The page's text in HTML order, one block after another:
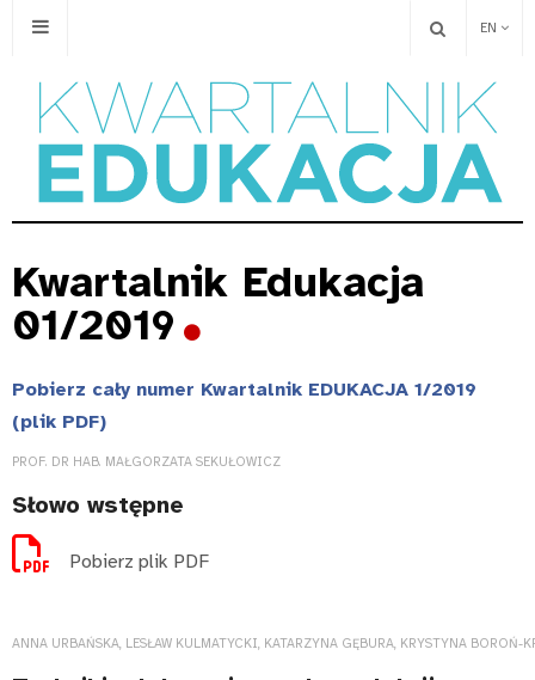
EN
Kwartalnik Edukacja
01/2019
Pobierz cały numer Kwartalnik EDUKACJA 1/2019
(plik PDF)
PROF. DR HAB. MAŁGORZATA SEKUŁOWICZ
Słowo wstępne
Pobierz plik PDF
ANNA URBAŃSKA, LESŁAW KULMATYCKI, KATARZYNA GĘBURA, KRYSTYNA BOROŃ-